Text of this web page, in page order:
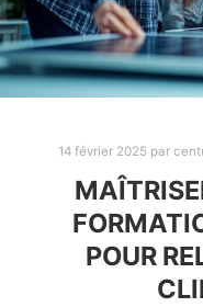
14 février 2025 par
POUR